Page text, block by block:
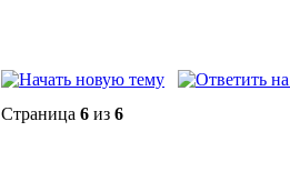
Страница 6 из 6